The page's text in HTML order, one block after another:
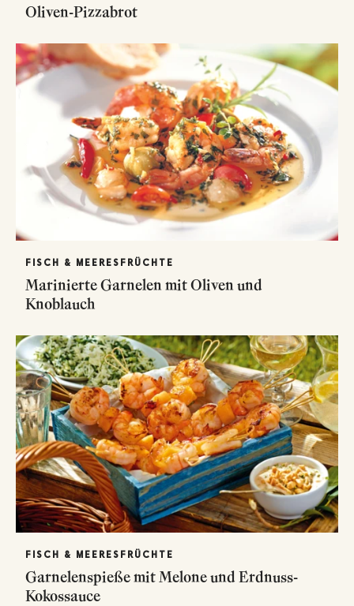
Oliven-Pizzabrot
FISCH & MEERESFRÜCHTE
Marinierte Garnelen mit Oliven und
Knoblauch
FISCH & MEERESFRÜCHTE
Garnelenspieße mit Melone und Erdnuss-
Kokossauce